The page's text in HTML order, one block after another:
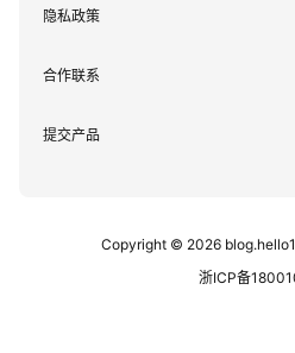
隐私政策
合作联系
提交产品
Copyright © 2026
浙ICP备